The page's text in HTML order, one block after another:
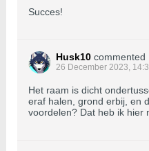
Succes!
Husk10 commented
26 December 2023,
Het raam is dicht
eraf halen, grond erbij, en
voordelen? Dat heb ik hier